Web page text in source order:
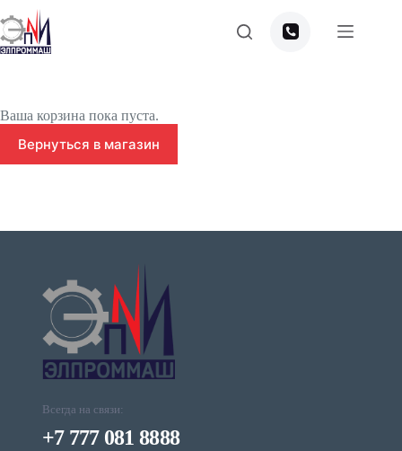
Перейти
к
сути
Ваша корзина пока пуста.
Вернуться в магазин
Всегда на связи:
+7 777 081 8888